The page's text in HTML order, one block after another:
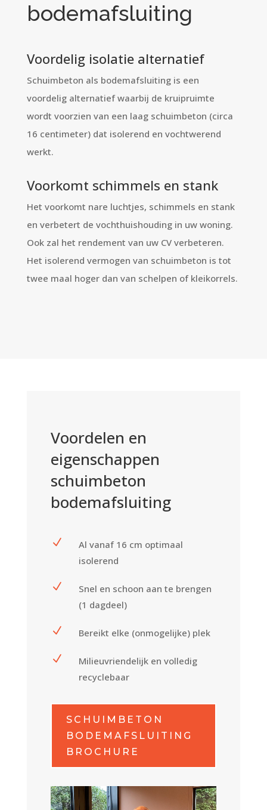
bodemafsluiting
Voordelig isolatie alternatief
Schuimbeton als bodemafsluiting is een
voordelig alternatief waarbij de kruipruimte
wordt voorzien van een laag schuimbeton (circa
16 centimeter) dat isolerend en vochtwerend
werkt.
Voorkomt schimmels en stank
Het voorkomt nare luchtjes, schimmels en stank
en verbetert de vochthuishouding in uw woning.
Ook zal het rendement van uw CV verbeteren.
Het isolerend vermogen van schuimbeton is tot
twee maal hoger dan van schelpen of kleikorrels.
Voordelen en
eigenschappen
schuimbeton
bodemafsluiting
N
Al vanaf 16 cm optimaal
isolerend
N
Snel en schoon aan te brengen
(1 dagdeel)
N Bereikt elke (onmogelijke) plek
N
Milieuvriendelijk en volledig
recyclebaar
SCHUIMBETON
BODEMAFSLUITING
BROCHURE